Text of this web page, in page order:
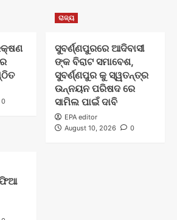
0
ରାଜ୍ୟ
ସୁବର୍ଣ୍ଣପୁରରେ ଆଦିବାସୀ
ଙ୍କ ବିରାଟ ସମାବେଶ,
ସୁବର୍ଣ୍ଣପୁର କୁ ସ୍ୱତନ୍ତ୍ର
ଉନ୍ନୟନ ପରିଷଦ ରେ
ସାମିଲ ପାଇଁ ଦାବି
EPA editor
August 10, 2026
0